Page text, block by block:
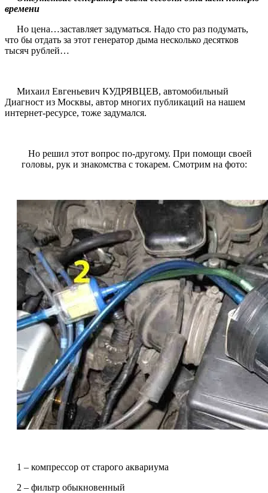
времени
Но цена…заставляет задуматься. Надо сто раз подумать,
что бы отдать за этот генератор дыма несколько десятков
тысяч рублей…
Михаил Евгеньевич КУДРЯВЦЕВ, автомобильный
Диагност из Москвы, автор многих публикаций на нашем
интернет-ресурсе, тоже задумался.
Но решил этот вопрос по-другому. При помощи своей
головы, рук и знакомства с токарем. Смотрим на фото:
1 – компрессор от старого аквариума
2 – фильтр обыкновенный